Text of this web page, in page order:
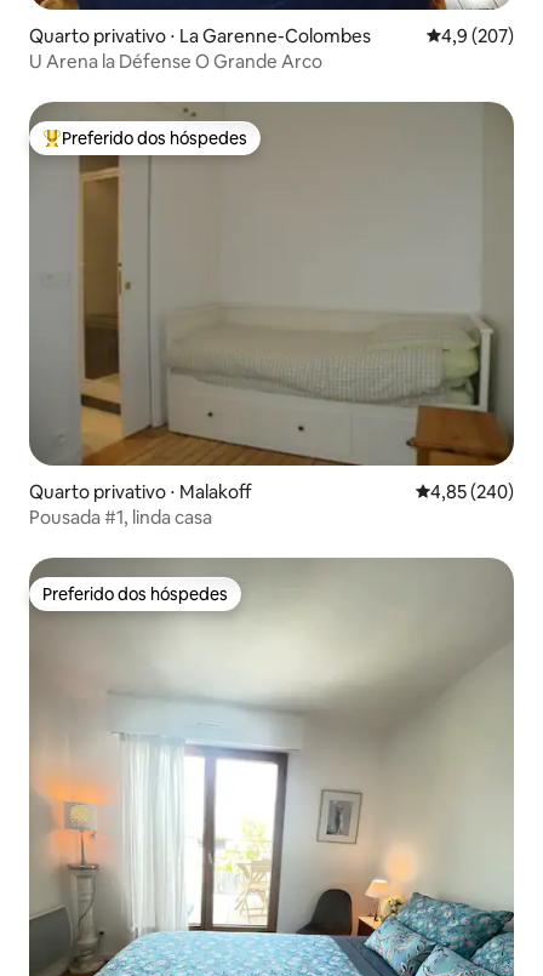
Quarto privativo ⋅ La Garenne-Colombes 4,9 de uma
4,9 (207)
U Arena la Défense O Grande Arco
Entre os melhores preferidos dos hóspedes
Preferido dos hóspedes
Quarto privativo ⋅ Malakoff 4,85 de uma
4,85 (240)
Pousada #1, linda casa
Preferido dos hóspedes
Preferido dos hóspedes